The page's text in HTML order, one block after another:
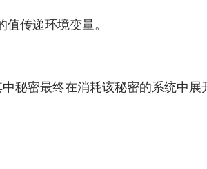
传递环境变量。
秘密最终在消耗该秘密的系统中